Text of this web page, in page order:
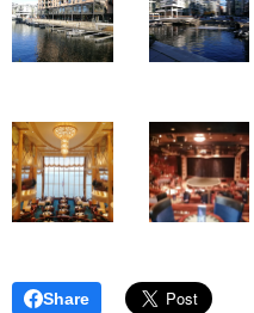
Share